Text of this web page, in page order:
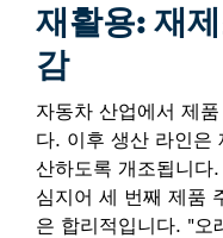
재활용: 재
감
자동차 산업에서 제
다. 이후 생산 라인은
산하도록 개조됩니다
심지어 세 번째 제품
은 합리적입니다. "오